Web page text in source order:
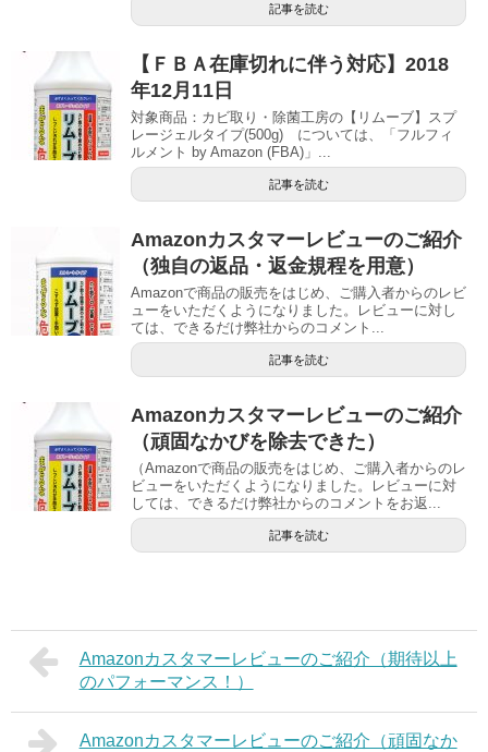
記事を読む
【ＦＢＡ在庫切れに伴う対応】2018
年12月11日
対象商品：カビ取り・除菌工房の【リムーブ】スプ
レージェルタイプ(500g) については、「フルフィ
ルメント by Amazon (FBA)」...
記事を読む
Amazonカスタマーレビューのご紹介
（独自の返品・返金規程を用意）
Amazonで商品の販売をはじめ、ご購入者からのレビ
ューをいただくようになりました。レビューに対し
ては、できるだけ弊社からのコメント...
記事を読む
Amazonカスタマーレビューのご紹介
（頑固なかびを除去できた）
（Amazonで商品の販売をはじめ、ご購入者からのレ
ビューをいただくようになりました。レビューに対
しては、できるだけ弊社からのコメントをお返...
記事を読む
Amazonカスタマーレビューのご紹介（期待以上
のパフォーマンス！）
Amazonカスタマーレビューのご紹介（頑固なか